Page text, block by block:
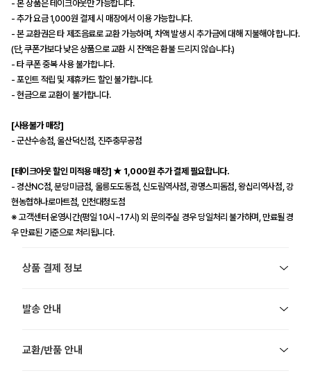
- 본 상품은 테이크아웃만 가능합니다.
- 추가 요금 1,000원 결제 시 매장에서 이용 가능합니다.
- 본 교환권은 타 제조음료로 교환 가능하며, 차액 발생 시 추가금에 대해 지불해야 합니다.
(단, 쿠폰가보다 낮은 상품으로 교환 시 잔액은 환불 드리지 않습니다.)
- 타 쿠폰 중복 사용 불가합니다.
- 포인트 적립 및 제휴카드 할인 불가합니다.
- 현금으로 교환이 불가합니다.
[사용불가 매장]
- 군산수송점, 울산덕신점, 진주충무공점
[테이크아웃 할인 미적용 매장] ★ 1,000원 추가 결제 필요합니다.
- 경산NC점, 분당미금점, 울릉도도동점, 신도림역사점, 광명스피돔점, 왕십리역사점, 강
현농협하나로마트점, 인천대청도점
※ 고객센터 운영시간(평일 10시~17시) 외 문의주실 경우 당일처리 불가하며, 만료될 경
우 만료된 기준으로 처리됩니다.
상품 결제 정보
발송 안내
교환/반품 안내